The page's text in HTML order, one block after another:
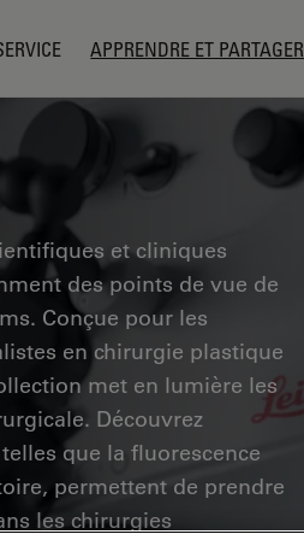
APPRENDRE ET PARTAGER
et cliniques
des points de vue de
Conçue pour les
en chirurgie plastique
met en lumière les
Découvrez
que la fluorescence
permettent de prendre
les chirurgies